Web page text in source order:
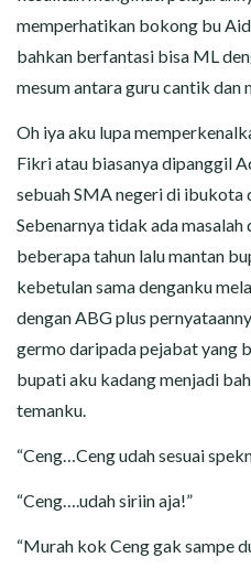
memperhatikan bokong bu
bahkan berfantasi bisa ML
mesum antara guru cantik dan
Oh iya aku lupa
Fikri atau biasanya dipanggil
sebuah SMA negeri di ibukota
Sebenarnya tidak ada masalah
beberapa tahun lalu mantan
kebetulan sama denganku
dengan ABG plus
germo daripada pejabat yang
bupati aku kadang menjadi
temanku.
“Ceng…Ceng udah sesuai
“Ceng….udah siriin aja!”
“Murah kok Ceng gak sampe